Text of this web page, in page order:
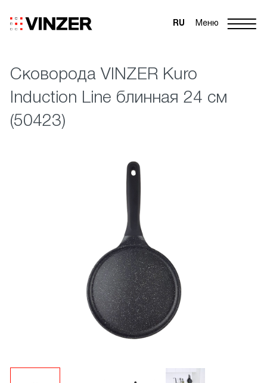
Меню
RU
Сковорода VINZER Kuro
Induction Line блинная 24 см
(50423)